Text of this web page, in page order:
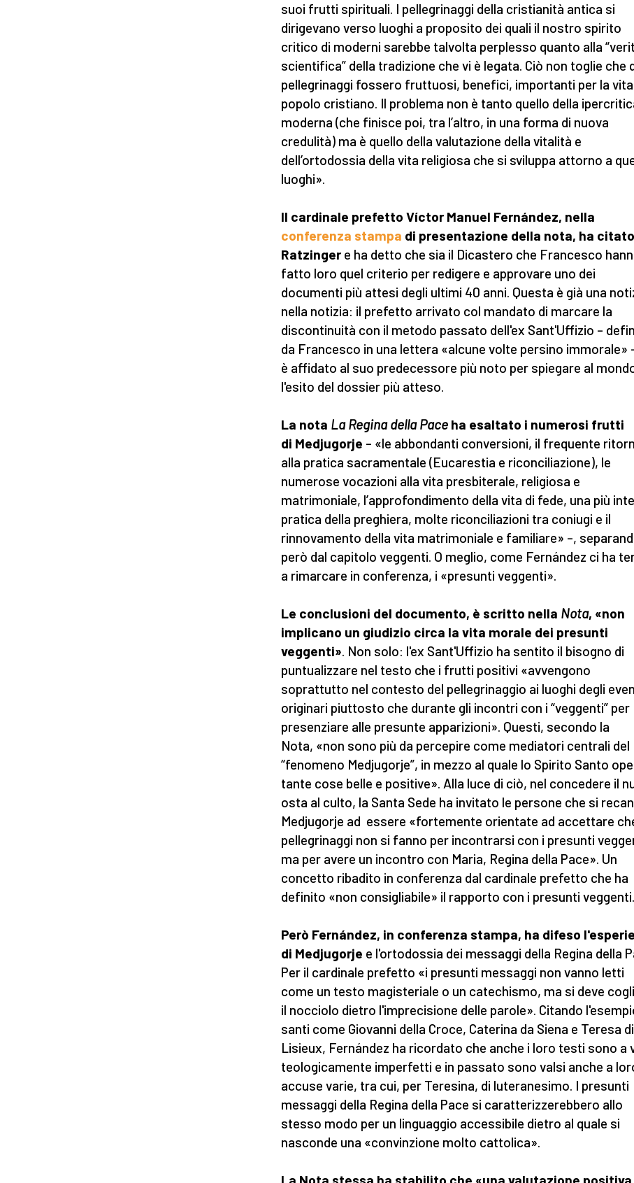
suoi frutti spirituali. I pellegrinaggi della cristianità antica si
dirigevano verso luoghi a proposito dei quali il nostro spirito
critico di moderni sarebbe talvolta perplesso quanto alla
scientifica” della tradizione che vi è legata. Ciò non toglie che
pellegrinaggi fossero fruttuosi, benefici, importanti per la
popolo cristiano. Il problema non è tanto quello della
moderna (che finisce poi, tra l’altro, in una forma di nuova
credulità) ma è quello della valutazione della vitalità e
dell’ortodossia della vita religiosa che si sviluppa attorno a
luoghi».
Il cardinale prefetto Víctor Manuel Fernández, nella
conferenza stampa di presentazione della nota, ha citato
Ratzinger e ha detto che sia il Dicastero che Francesco
fatto loro quel criterio per redigere e approvare uno dei
documenti più attesi degli ultimi 40 anni. Questa è già una
nella notizia: il prefetto arrivato col mandato di marcare la
discontinuità con il metodo passato dell'ex Sant'Uffizio –
da Francesco in una lettera «alcune volte persino immorale»
è affidato al suo predecessore più noto per spiegare al
l'esito del dossier più atteso.
La nota La Regina della Pace ha esaltato i numerosi frutti
di Medjugorje – «le abbondanti conversioni, il frequente
alla pratica sacramentale (Eucarestia e riconciliazione), le
numerose vocazioni alla vita presbiterale, religiosa e
matrimoniale, l’approfondimento della vita di fede, una più
pratica della preghiera, molte riconciliazioni tra coniugi e il
rinnovamento della vita matrimoniale e familiare» –,
però dal capitolo veggenti. O meglio, come Fernández ci ha
a rimarcare in conferenza, i «presunti veggenti».
Le conclusioni del documento, è scritto nella Nota, «non
implicano un giudizio circa la vita morale dei presunti
veggenti». Non solo: l'ex Sant'Uffizio ha sentito il bisogno di
puntualizzare nel testo che i frutti positivi «avvengono
soprattutto nel contesto del pellegrinaggio ai luoghi degli
originari piuttosto che durante gli incontri con i “veggenti” per
presenziare alle presunte apparizioni». Questi, secondo la
Nota, «non sono più da percepire come mediatori centrali del
“fenomeno Medjugorje”, in mezzo al quale lo Spirito Santo
tante cose belle e positive». Alla luce di ciò, nel concedere il
osta al culto, la Santa Sede ha invitato le persone che si
Medjugorje ad essere «fortemente orientate ad accettare
pellegrinaggi non si fanno per incontrarsi con i presunti
ma per avere un incontro con Maria, Regina della Pace». Un
concetto ribadito in conferenza dal cardinale prefetto che ha
definito «non consigliabile» il rapporto con i presunti veggenti.
Però Fernández, in conferenza stampa, ha difeso
di Medjugorje e l'ortodossia dei messaggi della Regina della
Per il cardinale prefetto «i presunti messaggi non vanno letti
come un testo magisteriale o un catechismo, ma si deve
il nocciolo dietro l'imprecisione delle parole». Citando
santi come Giovanni della Croce, Caterina da Siena e Teresa di
Lisieux, Fernández ha ricordato che anche i loro testi sono a
teologicamente imperfetti e in passato sono valsi anche a
accuse varie, tra cui, per Teresina, di luteranesimo. I presunti
messaggi della Regina della Pace si caratterizzerebbero allo
stesso modo per un linguaggio accessibile dietro al quale si
nasconde una «convinzione molto cattolica».